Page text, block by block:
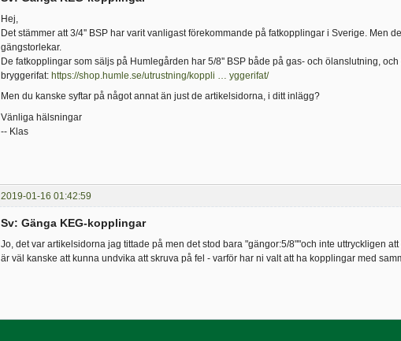
Hej,
Det stämmer att 3/4'' BSP har varit vanligast förekommande på fatkopplingar i Sverige. Men
gängstorlekar.
De fatkopplingar som säljs på Humlegården har 5/8'' BSP både på gas- och ölanslutning,
bryggerifat: https://shop.humle.se/utrustning/koppli … yggerifat/
Men du kanske syftar på något annat än just de artikelsidorna, i ditt inlägg?
Vänliga hälsningar
-- Klas
2019-01-16 01:42:59
Sv: Gänga KEG-kopplingar
Jo, det var artikelsidorna jag tittade på men det stod bara "gängor:5/8""och inte uttryckligen
är väl kanske att kunna undvika att skruva på fel - varför har ni valt att ha kopplingar med